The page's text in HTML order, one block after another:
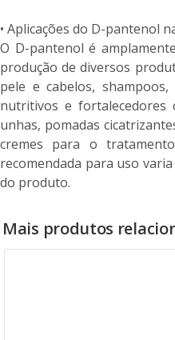
• Aplicações do D-pantenol
O D-pantenol é
produção de diversos
pele e cabelos,
nutritivos e fortalecedores
unhas, pomadas
cremes para o
recomendada para uso
do produto.
Mais produtos